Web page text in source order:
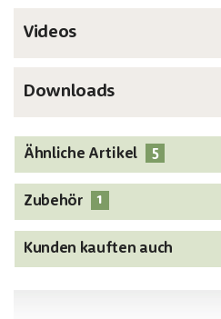
Videos
Downloads
Ähnliche Artikel 5
Zubehör 1
Kunden kauften auch